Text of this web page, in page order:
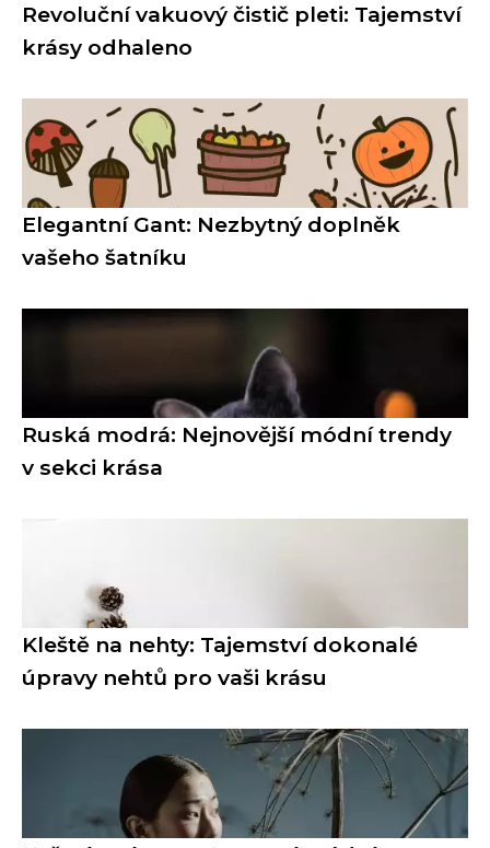
Revoluční vakuový čistič pleti: Tajemství
krásy odhaleno
Elegantní Gant: Nezbytný doplněk
vašeho šatníku
Ruská modrá: Nejnovější módní trendy
v sekci krása
Kleště na nehty: Tajemství dokonalé
úpravy nehtů pro vaši krásu